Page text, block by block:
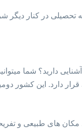
تحصیلی در کنار دیگر
دارید؟ شما
در قاره آمریکای شمالی قرار
های طبیعی و